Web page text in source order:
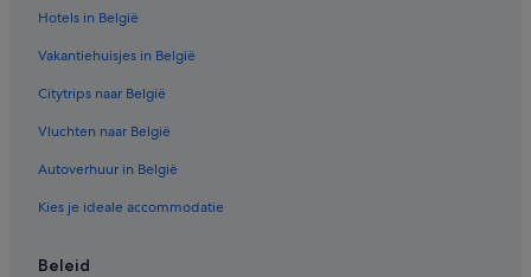
Spa in Marseille
Boetiek in Marseille
Hotels in België
Vakantiehuisjes in België
Citytrips naar België
Vluchten naar België
Autoverhuur in België
Kies je ideale accommodatie
Beleid